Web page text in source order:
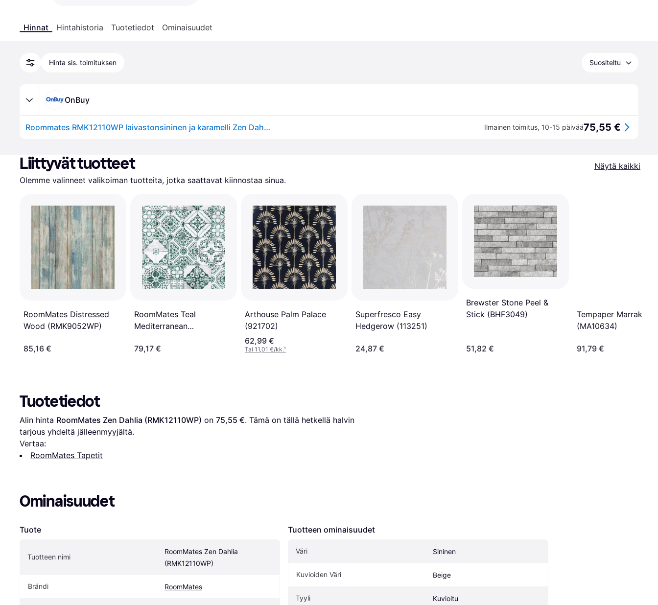
Hinnat Hintahistoria Tuotetiedot Ominaisuudet
Hinta sis. toimituksen Suositeltu
OnBuy
Roommates RMK12110WP laivastonsininen ja karamelli Zen Dahlia Peel and Stick -tapetti Ilmainen toimitus, 10-15 päivää75,55 €
Liittyvät tuotteet
Näytä kaikki
Olemme valinneet valikoiman tuotteita, jotka saattavat kiinnostaa sinua.
RoomMates Distressed
Wood (RMK9052WP)
85,16 €
RoomMates Teal
Mediterranean
79,17 €
Arthouse Palm Palace
(921702)
62,99 €
Tai 11,01 €/kk.¹
Superfresco Easy
Hedgerow (113251)
24,87 €
Brewster Stone Peel &
Stick (BHF3049)
51,82 €
Tempaper Marrakesh
(MA10634)
91,79 €
Tuotetiedot
Alin hinta RoomMates Zen Dahlia (RMK12110WP) on 75,55 €. Tämä on tällä hetkellä halvin
tarjous yhdeltä jälleenmyyjältä.
Vertaa:
RoomMates Tapetit
Ominaisuudet
Tuote
Tuotteen nimi
RoomMates Zen Dahlia
(RMK12110WP)
Brändi RoomMates
Tuotteen ominaisuudet
Väri Sininen
Kuvioiden Väri Beige
Tyyli Kuvioitu